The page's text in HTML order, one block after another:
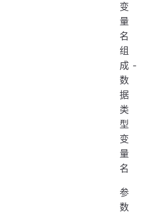
变
量
名
组
成 -
数
据
类
型
变
量
名
参
数